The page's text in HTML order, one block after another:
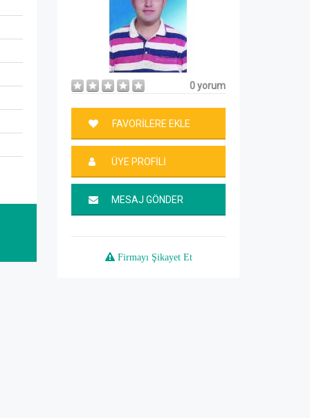
0 yorum
FAVORİLERE EKLE
ÜYE PROFİLİ
MESAJ GÖNDER
Firmayı Şikayet Et